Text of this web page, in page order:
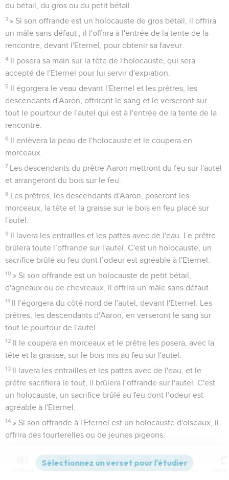
du bétail, du gros ou du petit bétail.
3 » Si son offrande est un holocauste de gros bétail, il offrira
un mâle sans défaut ; il l'offrira à l'entrée de la tente de la
rencontre, devant l'Eternel, pour obtenir sa faveur.
4 Il posera sa main sur la tête de l'holocauste, qui sera
accepté de l'Eternel pour lui servir d'expiation.
5 Il égorgera le veau devant l'Eternel et les prêtres, les
descendants d'Aaron, offriront le sang et le verseront sur
tout le pourtour de l'autel qui est à l'entrée de la tente de la
rencontre.
6 Il enlèvera la peau de l'holocauste et le coupera en
morceaux.
7 Les descendants du prêtre Aaron mettront du feu sur l'autel
et arrangeront du bois sur le feu.
8 Les prêtres, les descendants d'Aaron, poseront les
morceaux, la tête et la graisse sur le bois en feu placé sur
l'autel.
9 Il lavera les entrailles et les pattes avec de l'eau. Le prêtre
brûlera toute l’offrande sur l'autel. C'est un holocauste, un
sacrifice brûlé au feu dont l’odeur est agréable à l'Eternel.
10 » Si son offrande est un holocauste de petit bétail,
d'agneaux ou de chevreaux, il offrira un mâle sans défaut.
11 Il l'égorgera du côté nord de l'autel, devant l'Eternel. Les
prêtres, les descendants d'Aaron, en verseront le sang sur
tout le pourtour de l'autel.
12 Il le coupera en morceaux et le prêtre les posera, avec la
tête et la graisse, sur le bois mis au feu sur l'autel.
13 Il lavera les entrailles et les pattes avec de l'eau, et le
prêtre sacrifiera le tout, il brûlera l’offrande sur l'autel. C'est
un holocauste, un sacrifice brûlé au feu dont l’odeur est
agréable à l'Eternel.
14 » Si son offrande à l'Eternel est un holocauste d'oiseaux, il
offrira des tourterelles ou de jeunes pigeons.
avec l'ongle, la brûlera sur l'autel et versera le sang contre un
Versions Commentaires Strong